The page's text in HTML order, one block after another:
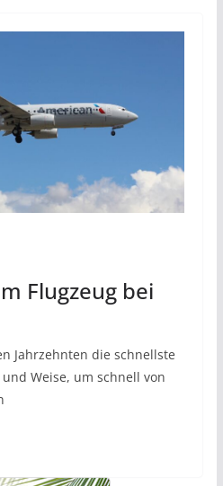
Flugzeug bei
Jahrzehnten die schnellste
Weise, um schnell von